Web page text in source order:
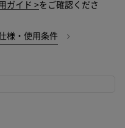
ガイド >をご確認くださ
様・使用条件